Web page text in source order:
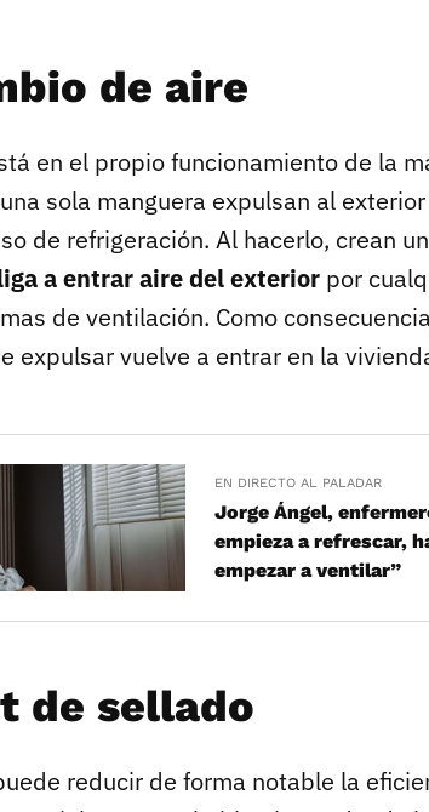
de aire
en el propio funcionamiento de la
sola manguera expulsan al
de refrigeración. Al hacerlo, crean
a entrar aire del exterior por
de ventilación. Como
expulsar vuelve a entrar en la
EN DIRECTO AL PALADAR
Jorge Ángel,
empieza a refrescar,
empezar a ventilar”
de sellado
reducir de forma notable la